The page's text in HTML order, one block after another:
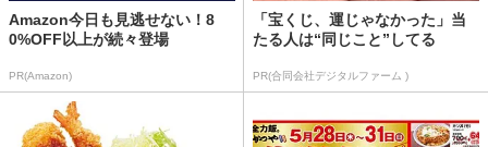
Amazon今日も見逃せない！8
0%OFF以上が続々登場
PR(Amazon)
「宝くじ、運じゃなかった」当
たる人は“同じこと”してる
PR(合同会社デジタルファーム )